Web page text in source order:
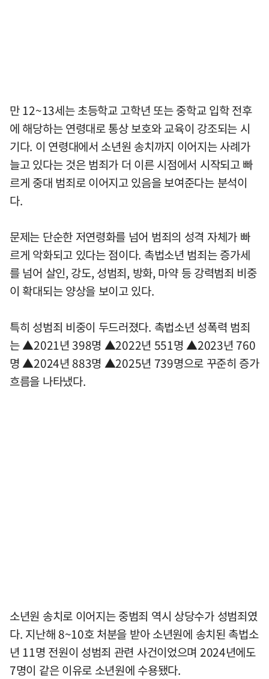
만 12~13세는 초등학교 고학년 또는 중학교 입학 전후
에 해당하는 연령대로 통상 보호와 교육이 강조되는 시
기다. 이 연령대에서 소년원 송치까지 이어지는 사례가
늘고 있다는 것은 범죄가 더 이른 시점에서 시작되고 빠
르게 중대 범죄로 이어지고 있음을 보여준다는 분석이
다.
문제는 단순한 저연령화를 넘어 범죄의 성격 자체가 빠
르게 악화되고 있다는 점이다. 촉법소년 범죄는 증가세
를 넘어 살인, 강도, 성범죄, 방화, 마약 등 강력범죄 비중
이 확대되는 양상을 보이고 있다.
특히 성범죄 비중이 두드러졌다. 촉법소년 성폭력 범죄
는 ▲2021년 398명 ▲2022년 551명 ▲2023년 760
명 ▲2024년 883명 ▲2025년 739명으로 꾸준히 증가
흐름을 나타냈다.
소년원 송치로 이어지는 중범죄 역시 상당수가 성범죄였
다. 지난해 8~10호 처분을 받아 소년원에 송치된 촉법소
년 11명 전원이 성범죄 관련 사건이었으며 2024년에도
7명이 같은 이유로 소년원에 수용됐다.